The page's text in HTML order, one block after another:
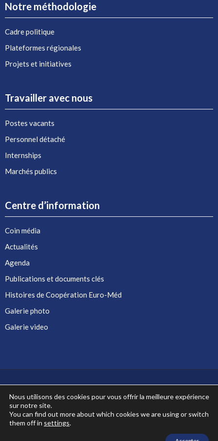
Notre méthodologie
Cadre politique
Plateformes régionales
Projets et initiatives
Travailler avec nous
Postes vacants
Personnel détaché
Internships
Marchés publics
Centre d’information
Coin média
Actualités
Agenda
Publications et documents clés
Histoires de Coopération Euro-Méd
Galerie photo
Galerie video
Co-financé par l'Union européenne
Nous utilisons des cookies pour vous offrir la meilleure expérience
sur notre site.
You can find out more about which cookies we are using or switch
them off in settings.